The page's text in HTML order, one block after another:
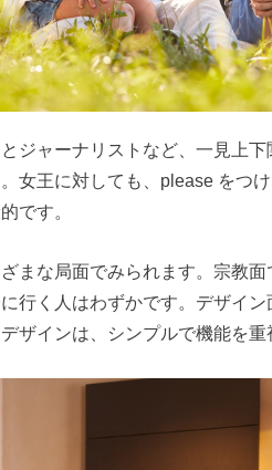
ジャーナリストなど、一見上
女王に対しても、please をつ
です。
まな局面でみられます。宗教
行く人はわずかです。デザイ
ザインは、シンプルで機能を重